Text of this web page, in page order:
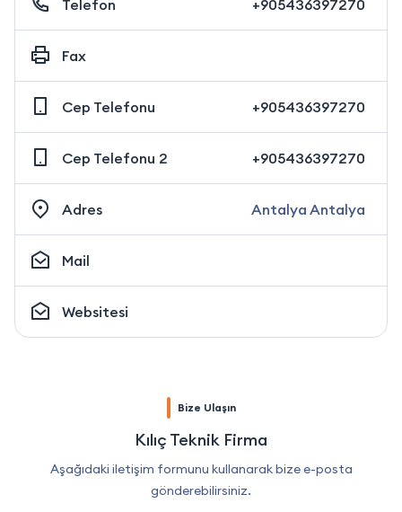
Telefon +905436397270
Fax
Cep Telefonu +905436397270
Cep Telefonu 2 +905436397270
Adres Antalya Antalya
Mail
Websitesi
Bize Ulaşın
Kılıç Teknik Firma
Aşağıdaki iletişim formunu kullanarak bize e-posta
gönderebilirsiniz.